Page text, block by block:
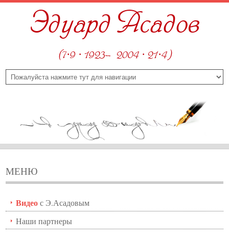
Эдуард Асадов
(7·9 · 1923—2004 · 21·4)
МЕНЮ
Видеос Э.Асадовым
Наши партнеры